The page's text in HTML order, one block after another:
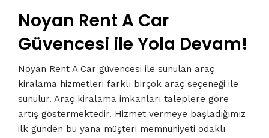
Noyan Rent A Car
Güvencesi ile Yola Devam!
Noyan Rent A Car güvencesi ile sunulan araç
kiralama hizmetleri farklı birçok araç seçeneği ile
sunulur. Araç kiralama imkanları taleplere göre
artış göstermektedir. Hizmet vermeye başladığımız
ilk günden bu yana müşteri memnuniyeti odaklı